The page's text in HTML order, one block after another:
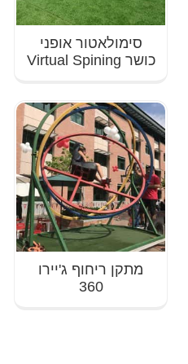
סימולאטור אופני
כושר Virtual Spining
מתקן ריחוף ג'יירו
360